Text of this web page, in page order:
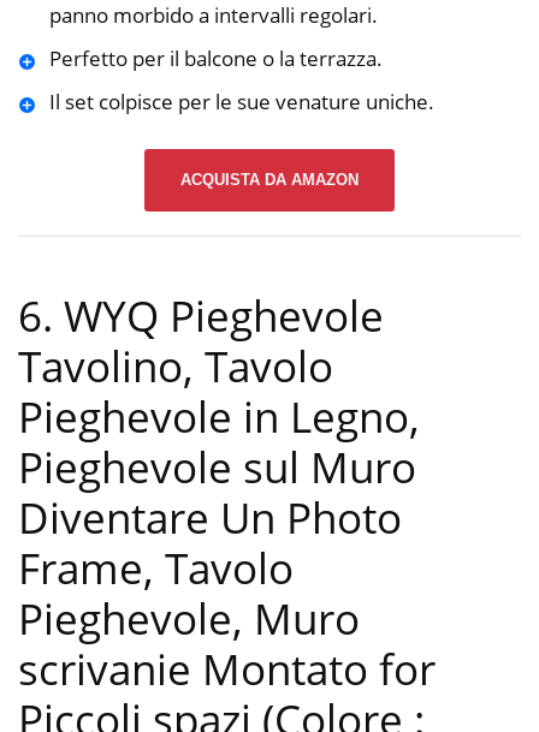
panno morbido a intervalli regolari.
Perfetto per il balcone o la terrazza.
Il set colpisce per le sue venature uniche.
ACQUISTA DA AMAZON
6. WYQ Pieghevole
Tavolino, Tavolo
Pieghevole in Legno,
Pieghevole sul Muro
Diventare Un Photo
Frame, Tavolo
Pieghevole, Muro
scrivanie Montato for
Piccoli spazi (Colore :